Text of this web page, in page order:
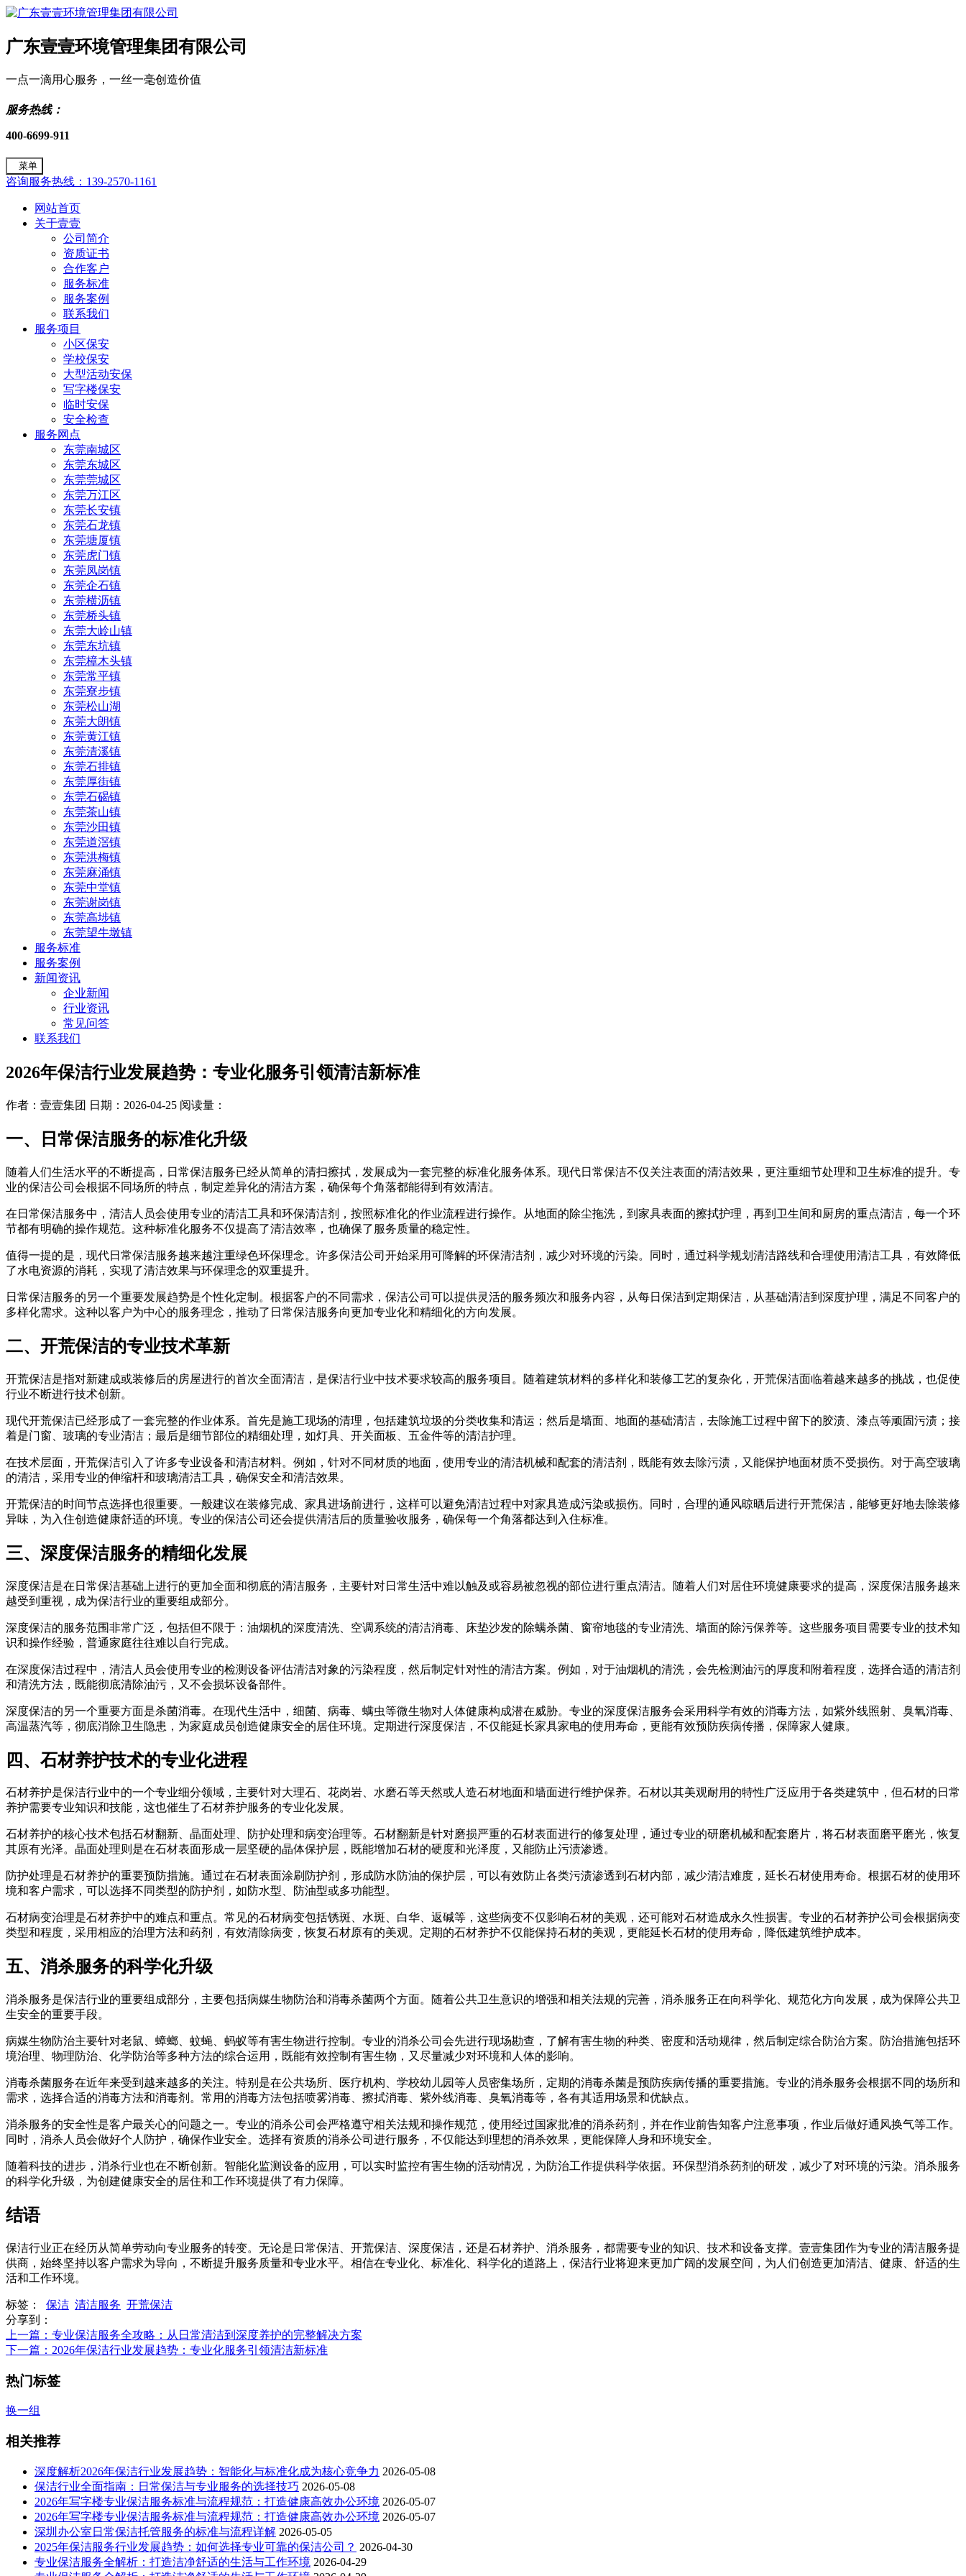
广东壹壹环境管理集团有限公司
一点一滴用心服务，一丝一毫创造价值
服务热线：
400-6699-911
菜单
咨询服务热线：139-2570-1161
网站首页
关于壹壹
公司简介
资质证书
合作客户
服务标准
服务案例
联系我们
服务项目
小区保安
学校保安
大型活动安保
写字楼保安
临时安保
安全检查
服务网点
东莞南城区
东莞东城区
东莞莞城区
东莞万江区
东莞长安镇
东莞石龙镇
东莞塘厦镇
东莞虎门镇
东莞凤岗镇
东莞企石镇
东莞横沥镇
东莞桥头镇
东莞大岭山镇
东莞东坑镇
东莞樟木头镇
东莞常平镇
东莞寮步镇
东莞松山湖
东莞大朗镇
东莞黄江镇
东莞清溪镇
东莞石排镇
东莞厚街镇
东莞石碣镇
东莞茶山镇
东莞沙田镇
东莞道滘镇
东莞洪梅镇
东莞麻涌镇
东莞中堂镇
东莞谢岗镇
东莞高埗镇
东莞望牛墩镇
服务标准
服务案例
新闻资讯
企业新闻
行业资讯
常见问答
联系我们
2026年保洁行业发展趋势：专业化服务引领清洁新标准
作者：壹壹集团 日期：2026-04-25 阅读量：
一、日常保洁服务的标准化升级
随着人们生活水平的不断提高，日常保洁服务已经从简单的清扫擦拭，发展成为一套完整的标准化服务体系。现代日常保洁不仅关注表面的清洁效果，更注重细节处理和卫生标准的提升。专
业的保洁公司会根据不同场所的特点，制定差异化的清洁方案，确保每个角落都能得到有效清洁。
在日常保洁服务中，清洁人员会使用专业的清洁工具和环保清洁剂，按照标准化的作业流程进行操作。从地面的除尘拖洗，到家具表面的擦拭护理，再到卫生间和厨房的重点清洁，每一个环
节都有明确的操作规范。这种标准化服务不仅提高了清洁效率，也确保了服务质量的稳定性。
值得一提的是，现代日常保洁服务越来越注重绿色环保理念。许多保洁公司开始采用可降解的环保清洁剂，减少对环境的污染。同时，通过科学规划清洁路线和合理使用清洁工具，有效降低
了水电资源的消耗，实现了清洁效果与环保理念的双重提升。
日常保洁服务的另一个重要发展趋势是个性化定制。根据客户的不同需求，保洁公司可以提供灵活的服务频次和服务内容，从每日保洁到定期保洁，从基础清洁到深度护理，满足不同客户的
多样化需求。这种以客户为中心的服务理念，推动了日常保洁服务向更加专业化和精细化的方向发展。
二、开荒保洁的专业技术革新
开荒保洁是指对新建成或装修后的房屋进行的首次全面清洁，是保洁行业中技术要求较高的服务项目。随着建筑材料的多样化和装修工艺的复杂化，开荒保洁面临着越来越多的挑战，也促使
行业不断进行技术创新。
现代开荒保洁已经形成了一套完整的作业体系。首先是施工现场的清理，包括建筑垃圾的分类收集和清运；然后是墙面、地面的基础清洁，去除施工过程中留下的胶渍、漆点等顽固污渍；接
着是门窗、玻璃的专业清洁；最后是细节部位的精细处理，如灯具、开关面板、五金件等的清洁护理。
在技术层面，开荒保洁引入了许多专业设备和清洁材料。例如，针对不同材质的地面，使用专业的清洁机械和配套的清洁剂，既能有效去除污渍，又能保护地面材质不受损伤。对于高空玻璃
的清洁，采用专业的伸缩杆和玻璃清洁工具，确保安全和清洁效果。
开荒保洁的时间节点选择也很重要。一般建议在装修完成、家具进场前进行，这样可以避免清洁过程中对家具造成污染或损伤。同时，合理的通风晾晒后进行开荒保洁，能够更好地去除装修
异味，为入住创造健康舒适的环境。专业的保洁公司还会提供清洁后的质量验收服务，确保每一个角落都达到入住标准。
三、深度保洁服务的精细化发展
深度保洁是在日常保洁基础上进行的更加全面和彻底的清洁服务，主要针对日常生活中难以触及或容易被忽视的部位进行重点清洁。随着人们对居住环境健康要求的提高，深度保洁服务越来
越受到重视，成为保洁行业的重要组成部分。
深度保洁的服务范围非常广泛，包括但不限于：油烟机的深度清洗、空调系统的清洁消毒、床垫沙发的除螨杀菌、窗帘地毯的专业清洗、墙面的除污保养等。这些服务项目需要专业的技术知
识和操作经验，普通家庭往往难以自行完成。
在深度保洁过程中，清洁人员会使用专业的检测设备评估清洁对象的污染程度，然后制定针对性的清洁方案。例如，对于油烟机的清洗，会先检测油污的厚度和附着程度，选择合适的清洁剂
和清洗方法，既能彻底清除油污，又不会损坏设备部件。
深度保洁的另一个重要方面是杀菌消毒。在现代生活中，细菌、病毒、螨虫等微生物对人体健康构成潜在威胁。专业的深度保洁服务会采用科学有效的消毒方法，如紫外线照射、臭氧消毒、
高温蒸汽等，彻底消除卫生隐患，为家庭成员创造健康安全的居住环境。定期进行深度保洁，不仅能延长家具家电的使用寿命，更能有效预防疾病传播，保障家人健康。
四、石材养护技术的专业化进程
石材养护是保洁行业中的一个专业细分领域，主要针对大理石、花岗岩、水磨石等天然或人造石材地面和墙面进行维护保养。石材以其美观耐用的特性广泛应用于各类建筑中，但石材的日常
养护需要专业知识和技能，这也催生了石材养护服务的专业化发展。
石材养护的核心技术包括石材翻新、晶面处理、防护处理和病变治理等。石材翻新是针对磨损严重的石材表面进行的修复处理，通过专业的研磨机械和配套磨片，将石材表面磨平磨光，恢复
其原有光泽。晶面处理则是在石材表面形成一层坚硬的晶体保护层，既能增加石材的硬度和光泽度，又能防止污渍渗透。
防护处理是石材养护的重要预防措施。通过在石材表面涂刷防护剂，形成防水防油的保护层，可以有效防止各类污渍渗透到石材内部，减少清洁难度，延长石材使用寿命。根据石材的使用环
境和客户需求，可以选择不同类型的防护剂，如防水型、防油型或多功能型。
石材病变治理是石材养护中的难点和重点。常见的石材病变包括锈斑、水斑、白华、返碱等，这些病变不仅影响石材的美观，还可能对石材造成永久性损害。专业的石材养护公司会根据病变
类型和程度，采用相应的治理方法和药剂，有效清除病变，恢复石材原有的美观。定期的石材养护不仅能保持石材的美观，更能延长石材的使用寿命，降低建筑维护成本。
五、消杀服务的科学化升级
消杀服务是保洁行业的重要组成部分，主要包括病媒生物防治和消毒杀菌两个方面。随着公共卫生意识的增强和相关法规的完善，消杀服务正在向科学化、规范化方向发展，成为保障公共卫
生安全的重要手段。
病媒生物防治主要针对老鼠、蟑螂、蚊蝇、蚂蚁等有害生物进行控制。专业的消杀公司会先进行现场勘查，了解有害生物的种类、密度和活动规律，然后制定综合防治方案。防治措施包括环
境治理、物理防治、化学防治等多种方法的综合运用，既能有效控制有害生物，又尽量减少对环境和人体的影响。
消毒杀菌服务在近年来受到越来越多的关注。特别是在公共场所、医疗机构、学校幼儿园等人员密集场所，定期的消毒杀菌是预防疾病传播的重要措施。专业的消杀服务会根据不同的场所和
需求，选择合适的消毒方法和消毒剂。常用的消毒方法包括喷雾消毒、擦拭消毒、紫外线消毒、臭氧消毒等，各有其适用场景和优缺点。
消杀服务的安全性是客户最关心的问题之一。专业的消杀公司会严格遵守相关法规和操作规范，使用经过国家批准的消杀药剂，并在作业前告知客户注意事项，作业后做好通风换气等工作。
同时，消杀人员会做好个人防护，确保作业安全。选择有资质的消杀公司进行服务，不仅能达到理想的消杀效果，更能保障人身和环境安全。
随着科技的进步，消杀行业也在不断创新。智能化监测设备的应用，可以实时监控有害生物的活动情况，为防治工作提供科学依据。环保型消杀药剂的研发，减少了对环境的污染。消杀服务
的科学化升级，为创建健康安全的居住和工作环境提供了有力保障。
结语
保洁行业正在经历从简单劳动向专业服务的转变。无论是日常保洁、开荒保洁、深度保洁，还是石材养护、消杀服务，都需要专业的知识、技术和设备支撑。壹壹集团作为专业的清洁服务提
供商，始终坚持以客户需求为导向，不断提升服务质量和专业水平。相信在专业化、标准化、科学化的道路上，保洁行业将迎来更加广阔的发展空间，为人们创造更加清洁、健康、舒适的生
活和工作环境。
标签： 保洁 清洁服务 开荒保洁
分享到：
上一篇 ：专业保洁服务全攻略：从日常清洁到深度养护的完整解决方案
下一篇 ：2026年保洁行业发展趋势：专业化服务引领清洁新标准
热门标签
换一组
相关推荐
深度解析2026年保洁行业发展趋势：智能化与标准化成为核心竞争力 2026-05-08
保洁行业全面指南：日常保洁与专业服务的选择技巧 2026-05-08
2026年写字楼专业保洁服务标准与流程规范：打造健康高效办公环境 2026-05-07
2026年写字楼专业保洁服务标准与流程规范：打造健康高效办公环境 2026-05-07
深圳办公室日常保洁托管服务的标准与流程详解 2026-05-05
2025年保洁服务行业发展趋势：如何选择专业可靠的保洁公司？ 2026-04-30
专业保洁服务全解析：打造洁净舒适的生活与工作环境 2026-04-29